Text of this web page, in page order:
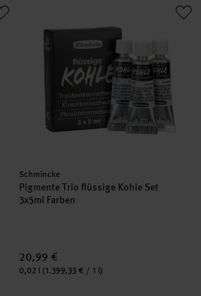
Hersteller:
Schmincke
Pigmente Trio flüssige Kohle Set
3x5ml Farben
20,99 €
Inhalt:
0,02 l (1.399,33 € / 1 l)